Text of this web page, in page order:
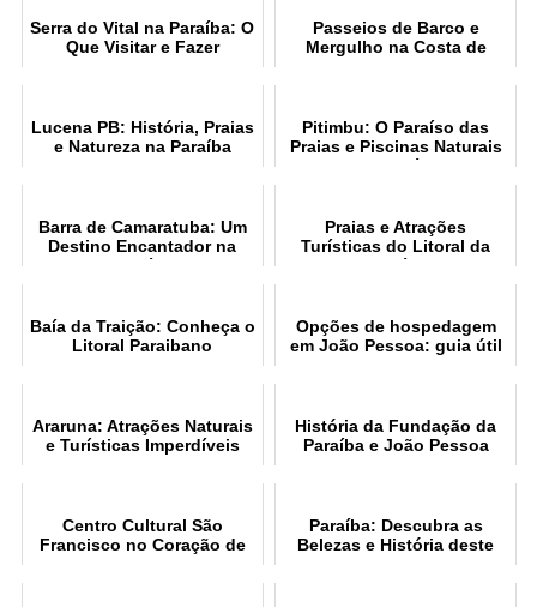
Serra do Vital na Paraíba: O
Que Visitar e Fazer
Passeios de Barco e
Mergulho na Costa de
Lucena PB: História, Praias
e Natureza na Paraíba
Pitimbu: O Paraíso das
Praias e Piscinas Naturais
na Paraíba
Barra de Camaratuba: Um
Destino Encantador na
Paraíba
Praias e Atrações
Turísticas do Litoral da
Paraíba
Baía da Traição: Conheça o
Litoral Paraibano
Opções de hospedagem
em João Pessoa: guia útil
Araruna: Atrações Naturais
e Turísticas Imperdíveis
História da Fundação da
Paraíba e João Pessoa
Centro Cultural São
Francisco no Coração de
Paraíba: Descubra as
Belezas e História deste